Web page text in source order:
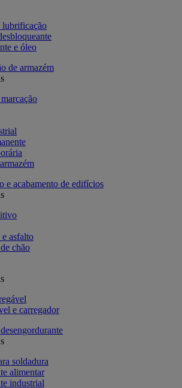
lubrificação
e óleo
de armazém
e acabamento de edifícios
asfalto
chão
e carregador
soldadura
alimentar
industrial